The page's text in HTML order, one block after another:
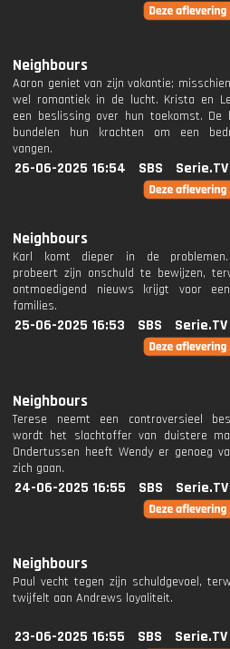
Neighbours
Aaron geniet van zijn vakantie;
wel romantiek in de lucht. Krista en
een beslissing over hun toekomst. De
bundelen hun krachten om een
vangen.
26-06-2025 16:54 SBS Serie.TV
Neighbours
Karl komt dieper in de
probeert zijn onschuld te bewijzen,
ontmoedigend nieuws krijgt voor
families.
25-06-2025 16:53 SBS Serie.TV
Neighbours
Terese neemt een controversieel
wordt het slachtoffer van duistere
Ondertussen heeft Wendy er genoeg
zich gaan.
24-06-2025 16:55 SBS Serie.TV
Neighbours
Paul vecht tegen zijn schuldgevoel,
twijfelt aan Andrews loyaliteit.
23-06-2025 16:55 SBS Serie.TV